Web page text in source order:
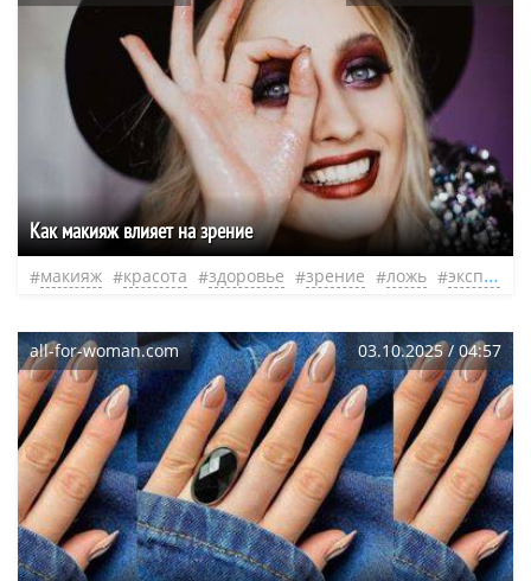
Как макияж влияет на зрение
макияж красота здоровье зрение ложь эксперт
all-for-woman.com 03.10.2025 / 04:57